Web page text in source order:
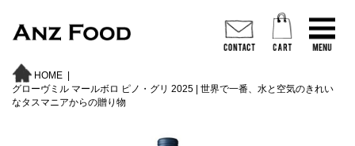
HOME
グローヴミル マールボロ ピノ・グリ 2025 | 世界で一番、水と空気のきれい
なタスマニアからの贈り物